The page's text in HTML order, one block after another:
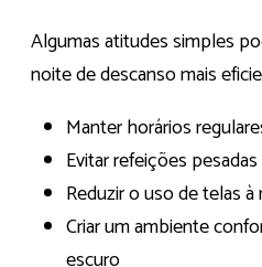
Algumas atitudes simples
noite de descanso mais
Manter horários
Evitar refeições
Reduzir o uso de telas
Criar um ambiente
escuro